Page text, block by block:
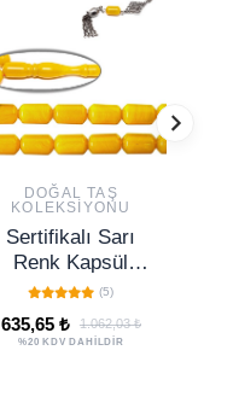
DOĞAL TAŞ
KOLEKSIYONU
Sertifikalı Sarı
Renk Kapsül
Kesim Sıkma
Kehribar Tesbih
(5)
635,65 ₺ 1.062,03 ₺
%20 KDV DAHİLDİR